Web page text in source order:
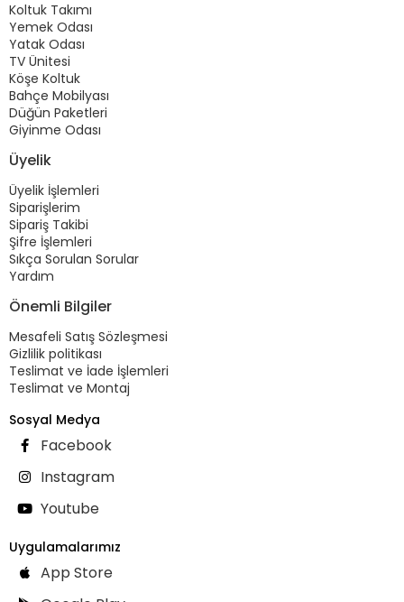
Koltuk Takımı
Yemek Odası
Yatak Odası
TV Ünitesi
Köşe Koltuk
Bahçe Mobilyası
Düğün Paketleri
Giyinme Odası
Üyelik
Üyelik İşlemleri
Siparişlerim
Sipariş Takibi
Şifre İşlemleri
Sıkça Sorulan Sorular
Yardım
Önemli Bilgiler
Mesafeli Satış Sözleşmesi
Gizlilik politikası
Teslimat ve İade İşlemleri
Teslimat ve Montaj
Sosyal Medya
Facebook
Instagram
Youtube
Uygulamalarımız
App Store